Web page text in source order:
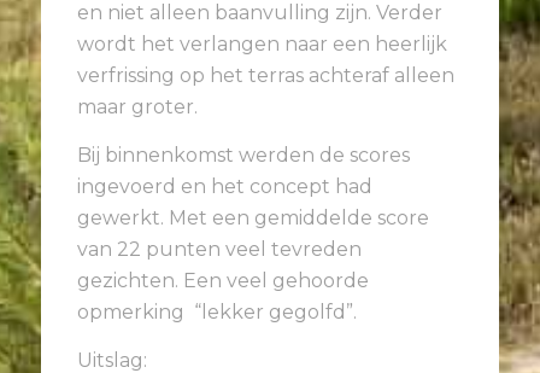
en niet alleen baanvulling zijn. Verder
wordt het verlangen naar een heerlijk
verfrissing op het terras achteraf alleen
maar groter.
Bij binnenkomst werden de scores
ingevoerd en het concept had
gewerkt. Met een gemiddelde score
van 22 punten veel tevreden
gezichten. Een veel gehoorde
opmerking “lekker gegolfd”.
Uitslag: